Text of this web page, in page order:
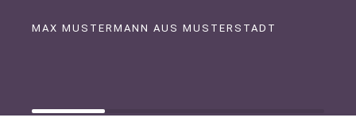
MAX MUSTERMANN AUS MUSTERSTADT